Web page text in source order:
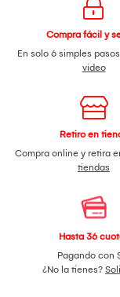
Compra fácil y
En solo 6 simples
video
Retiro en
Compra online y retira
tiendas
Hasta 36
Pagando con
¿No la tienes?